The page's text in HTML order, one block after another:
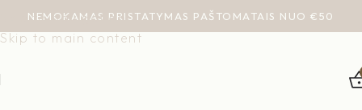
Skip to navigation
Skip to main content
NEMOKAMAS PRISTATYMAS PAŠTOMATAIS NUO €50